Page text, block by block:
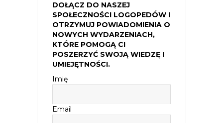
DOŁĄCZ DO NASZEJ
SPOŁECZNOŚCI LOGOPEDÓW I
OTRZYMUJ POWIADOMIENIA O
NOWYCH WYDARZENIACH,
KTÓRE POMOGĄ CI
POSZERZYĆ SWOJĄ WIEDZĘ I
UMIEJĘTNOŚCI.
Imię
Email